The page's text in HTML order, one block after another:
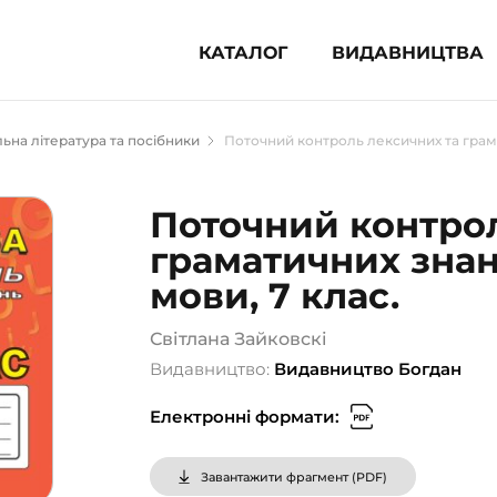
КАТАЛОГ ВИДАВНИЦТВА
література (1854)
для підлітків (240)
популярна література (1015)
література та посібники
довідники, словники
сертифікати (1)
література та посібники Поточний контроль лексичних та
Поточний
граматичних
мови, 7 клас.
Світлана Зайковскі
Видавництво: Видавництво Богдан
Електронні формати:
Завантажити фрагмент (PDF)